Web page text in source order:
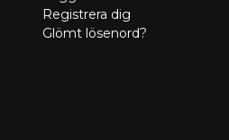
Registrera dig
Glömt lösenord?